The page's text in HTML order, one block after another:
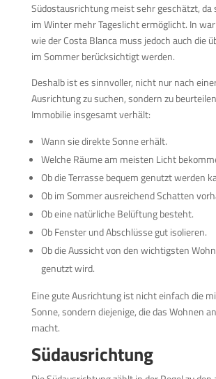
Südostausrichtung meist sehr geschätzt, da
im Winter mehr Tageslicht ermöglicht. In
wie der Costa Blanca muss jedoch auch die
im Sommer berücksichtigt werden.
Deshalb ist es sinnvoller, nicht nur nach
Ausrichtung zu suchen, sondern zu
Immobilie insgesamt verhält:
Wann sie direkte Sonne erhält.
Welche Räume am meisten Licht
Ob die Terrasse bequem genutzt werden
Ob im Sommer ausreichend Schatten
Ob eine natürliche Belüftung besteht.
Ob Fenster und Abschlüsse gut isolieren.
Ob die Aussicht von den wichtigsten
genutzt wird.
Eine gute Ausrichtung ist nicht einfach die
Sonne, sondern diejenige, die das Wohnen
macht.
Südausrichtung